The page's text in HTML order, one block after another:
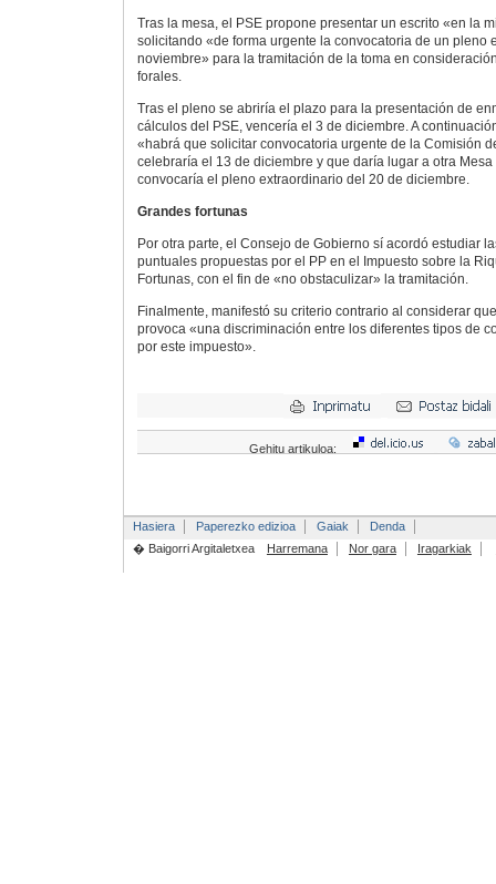
Tras la mesa, el PSE propone presentar un escrito «en la
solicitando «de forma urgente la convocatoria de un pleno
noviembre» para la tramitación de la toma en
forales.
Tras el pleno se abriría el plazo para la presentación de
cálculos del PSE, vencería el 3 de diciembre. A
«habrá que solicitar convocatoria urgente de la Comisión
celebraría el 13 de diciembre y que daría lugar a otra
convocaría el pleno extraordinario del 20 de diciembre.
Grandes fortunas
Por otra parte, el Consejo de Gobierno sí acordó estudiar
puntuales propuestas por el PP en el Impuesto sobre la
Fortunas, con el fin de «no obstaculizar» la tramitación.
Finalmente, manifestó su criterio contrario al considerar
provoca «una discriminación entre los diferentes tipos de
por este impuesto».
Gehitu artikuloa:
Hasiera Paperezko edizioa Gaiak
Denda
� Baigorri Argitaletxea
Harremana Nor gara Iragarkiak